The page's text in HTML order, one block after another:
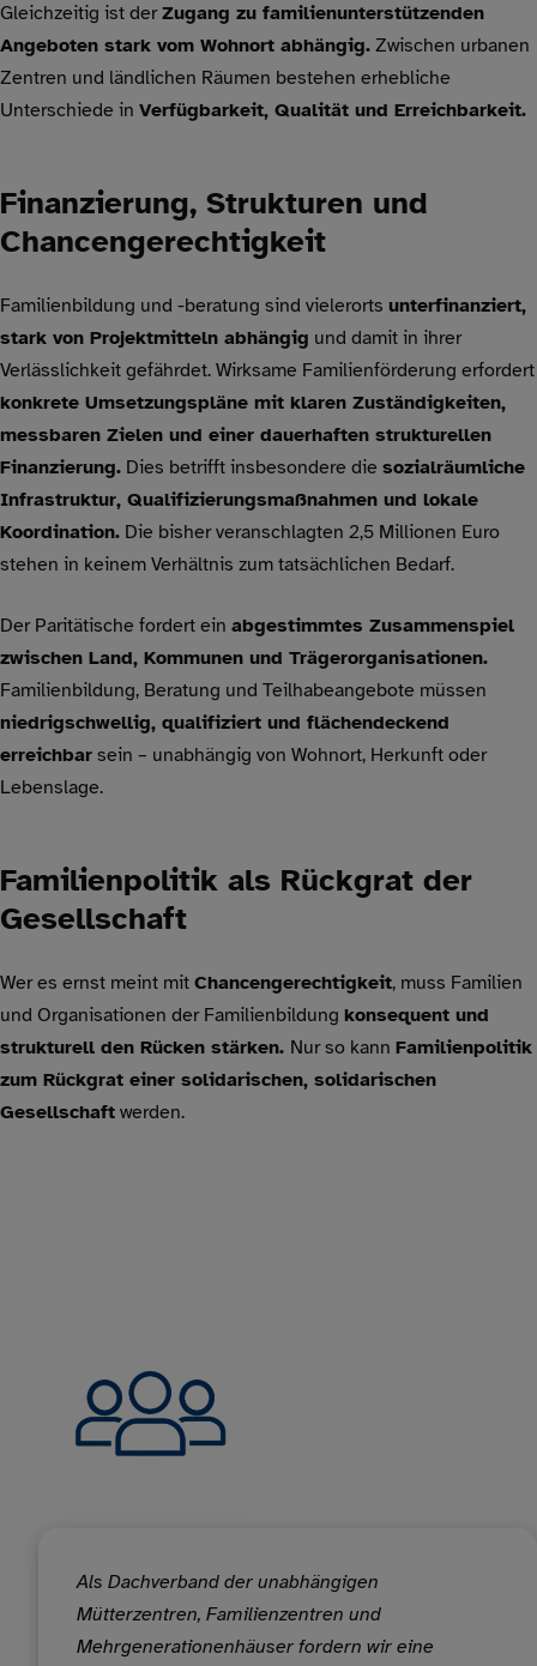
Gleichzeitig ist derZugang zu familienunterstützenden
Angeboten stark vom Wohnort abhängig. Zwischen urbanen
Zentren und ländlichen Räumen bestehen erhebliche
Unterschiede in Verfügbarkeit, Qualität und Erreichbarkeit.
Finanzierung, Strukturen und
Chancengerechtigkeit
Familienbildung und -beratung sind vielerorts unterfinanziert,
stark von Projektmitteln abhängig und damit in ihrer
Verlässlichkeit gefährdet. Wirksame Familienförderung erfordert
konkrete Umsetzungspläne mit klaren Zuständigkeiten,
messbaren Zielen und einer dauerhaften strukturellen
Finanzierung. Dies betrifft insbesondere die sozialräumliche
Infrastruktur, Qualifizierungsmaßnahmen und lokale
Koordination. Die bisher veranschlagten 2,5 Millionen Euro
stehen in keinem Verhältnis zum tatsächlichen Bedarf.
Der Paritätische fordert ein abgestimmtes Zusammenspiel
zwischen Land, Kommunen und Trägerorganisationen.
Familienbildung, Beratung und Teilhabeangebote müssen
niedrigschwellig, qualifiziert und flächendeckend
erreichbar sein – unabhängig von Wohnort, Herkunft oder
Lebenslage.
Familienpolitik als Rückgrat der
Gesellschaft
Wer es ernst meint mit Chancengerechtigkeit, muss Familien
und Organisationen der Familienbildung konsequent und
strukturell den Rücken stärken. Nur so kann Familienpolitik
zum Rückgrat einer solidarischen, solidarischen
Gesellschaft werden.
Als Dachverband der unabhängigen
Mütterzentren, Familienzentren und
Mehrgenerationenhäuser fordern wir eine